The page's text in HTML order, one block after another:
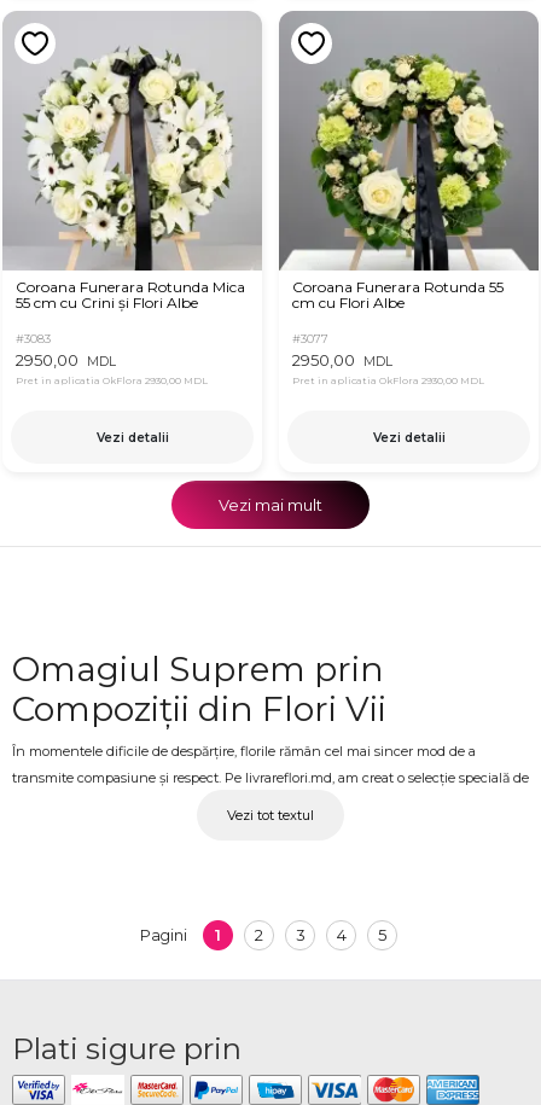
Coroana Funerara Rotunda Mica
55 cm cu Crini și Flori Albe
#3083
2950,00 MDL
Pret in aplicatia OkFlora 2930,00 MDL
Vezi detalii
Coroana Funerara Rotunda 55
cm cu Flori Albe
#3077
2950,00 MDL
Pret in aplicatia OkFlora 2930,00 MDL
Vezi detalii
Vezi mai mult
Omagiul Suprem prin
Compoziții din Flori Vii
În momentele dificile de despărțire, florile rămân cel mai sincer mod de a
transmite compasiune și respect. Pe livrareflori.md, am creat o selecție specială de
Livrare Rapidă în Chișinău și
Eficiența și punctualitatea sunt prioritățile noastre, mai ales atunci când vine
vorba de servicii funerare. Oferim un serviciu complet de livrare atât în Chișinău,
unde transportul este gratuit, cât și pe întreg teritoriul Moldovei. Indiferent de
Vezi tot textul
Pagini 1 2 3 4 5
Plati sigure prin